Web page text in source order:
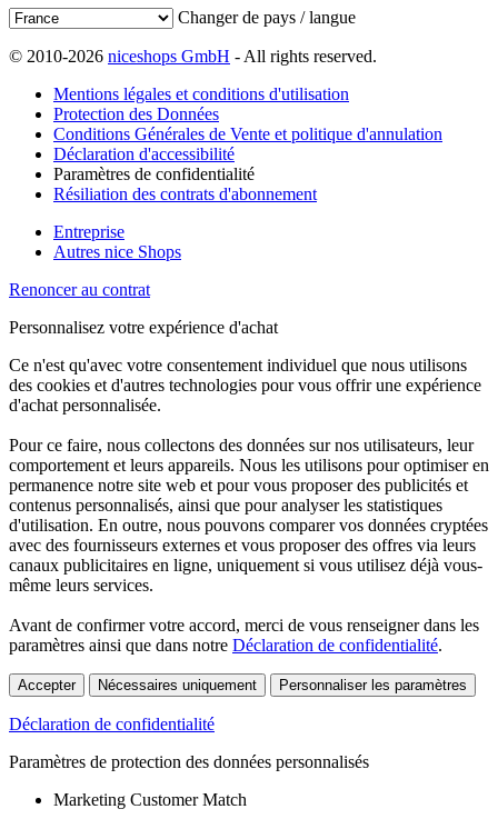
Changer de pays / langue
© 2010-2026 niceshops GmbH - All rights reserved.
Mentions légales et conditions d'utilisation
Protection des Données
Conditions Générales de Vente et politique d'annulation
Déclaration d'accessibilité
Paramètres de confidentialité
Résiliation des contrats d'abonnement
Entreprise
Autres nice Shops
Renoncer au contrat
Personnalisez votre expérience d'achat
Ce n'est qu'avec votre consentement individuel que nous utilisons
des cookies et d'autres technologies pour vous offrir une expérience
d'achat personnalisée.
Pour ce faire, nous collectons des données sur nos utilisateurs, leur
comportement et leurs appareils. Nous les utilisons pour optimiser en
permanence notre site web et pour vous proposer des publicités et
contenus personnalisés, ainsi que pour analyser les statistiques
d'utilisation. En outre, nous pouvons comparer vos données cryptées
avec des fournisseurs externes et vous proposer des offres via leurs
canaux publicitaires en ligne, uniquement si vous utilisez déjà vous-
même leurs services.
Avant de confirmer votre accord, merci de vous renseigner dans les
paramètres ainsi que dans notre Déclaration de confidentialité.
Accepter Nécessaires uniquement Personnaliser les paramètres
Déclaration de confidentialité
Paramètres de protection des données personnalisés
Marketing Customer Match